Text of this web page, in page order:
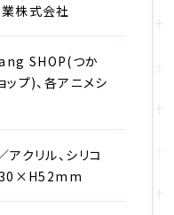
株式会社
SHOP(つか
ップ)、各アニメシ
クリル、シリコ